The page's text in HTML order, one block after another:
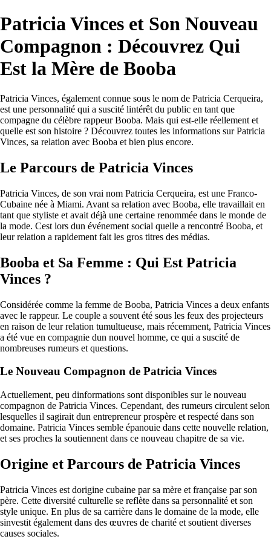
Patricia Vinces et Son Nouveau
Compagnon : Découvrez Qui
Est la Mère de Booba
Patricia Vinces, également connue sous le nom de Patricia Cerqueira,
est une personnalité qui a suscité lintérêt du public en tant que
compagne du célèbre rappeur Booba. Mais qui est-elle réellement et
quelle est son histoire ? Découvrez toutes les informations sur Patricia
Vinces, sa relation avec Booba et bien plus encore.
Le Parcours de Patricia Vinces
Patricia Vinces, de son vrai nom Patricia Cerqueira, est une Franco-
Cubaine née à Miami. Avant sa relation avec Booba, elle travaillait en
tant que styliste et avait déjà une certaine renommée dans le monde de
la mode. Cest lors dun événement social quelle a rencontré Booba, et
leur relation a rapidement fait les gros titres des médias.
Booba et Sa Femme : Qui Est Patricia
Vinces ?
Considérée comme la femme de Booba, Patricia Vinces a deux enfants
avec le rappeur. Le couple a souvent été sous les feux des projecteurs
en raison de leur relation tumultueuse, mais récemment, Patricia Vinces
a été vue en compagnie dun nouvel homme, ce qui a suscité de
nombreuses rumeurs et questions.
Le Nouveau Compagnon de Patricia Vinces
Actuellement, peu dinformations sont disponibles sur le nouveau
compagnon de Patricia Vinces. Cependant, des rumeurs circulent selon
lesquelles il sagirait dun entrepreneur prospère et respecté dans son
domaine. Patricia Vinces semble épanouie dans cette nouvelle relation,
et ses proches la soutiennent dans ce nouveau chapitre de sa vie.
Origine et Parcours de Patricia Vinces
Patricia Vinces est dorigine cubaine par sa mère et française par son
père. Cette diversité culturelle se reflète dans sa personnalité et son
style unique. En plus de sa carrière dans le domaine de la mode, elle
sinvestit également dans des œuvres de charité et soutient diverses
causes sociales.